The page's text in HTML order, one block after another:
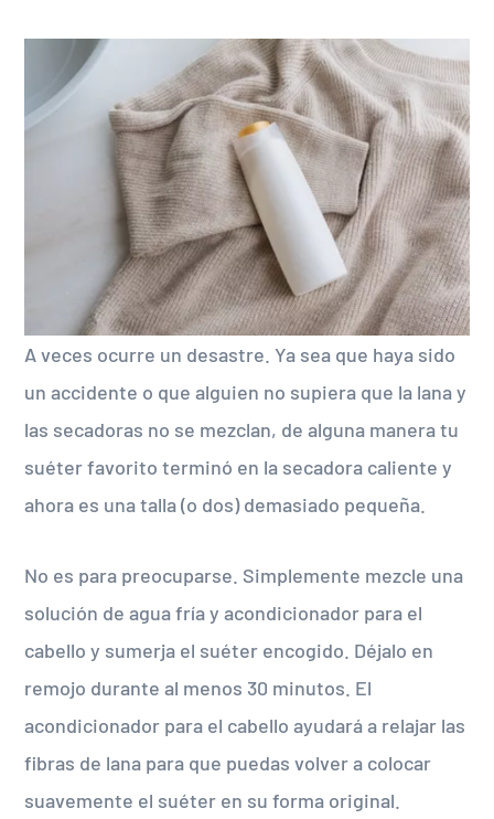
A veces ocurre un desastre. Ya sea que haya sido
un accidente o que alguien no supiera que la lana y
las secadoras no se mezclan, de alguna manera tu
suéter favorito terminó en la secadora caliente y
ahora es una talla (o dos) demasiado pequeña.
No es para preocuparse. Simplemente mezcle una
solución de agua fría y acondicionador para el
cabello y sumerja el suéter encogido. Déjalo en
remojo durante al menos 30 minutos. El
acondicionador para el cabello ayudará a relajar las
fibras de lana para que puedas volver a colocar
suavemente el suéter en su forma original.